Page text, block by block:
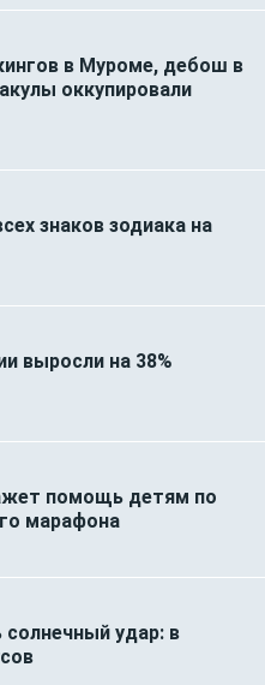
в Муроме, дебош в
оккупировали
знаков зодиака на
выросли на 38%
помощь детям по
марафона
солнечный удар: в